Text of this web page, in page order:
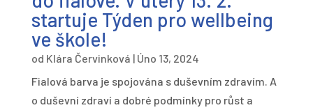
startuje Týden pro wellbeing
ve škole!
od Klára Červinková | Úno 13, 2024
Fialová barva je spojována s duševním zdravím. A
o duševní zdraví a dobré podmínky pro růst a